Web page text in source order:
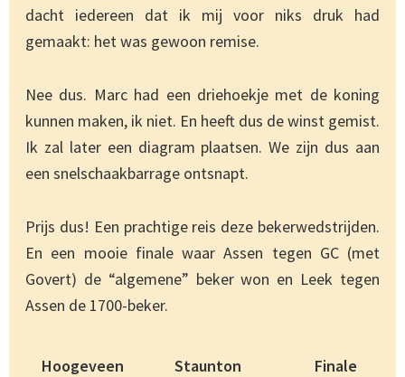
dacht iedereen dat ik mij voor niks druk had
gemaakt: het was gewoon remise.
Nee dus. Marc had een driehoekje met de koning
kunnen maken, ik niet. En heeft dus de winst gemist.
Ik zal later een diagram plaatsen. We zijn dus aan
een snelschaakbarrage ontsnapt.
Prijs dus! Een prachtige reis deze bekerwedstrijden.
En een mooie finale waar Assen tegen GC (met
Govert) de “algemene” beker won en Leek tegen
Assen de 1700-beker.
Hoogeveen Staunton
Finale